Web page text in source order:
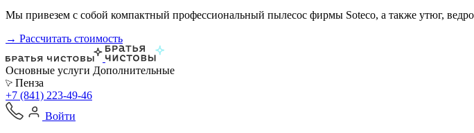
Мы привезем с собой компактный профессиональный пылесос фирмы Soteco, а также утюг,
→ Рассчитать стоимость
Основные услуги Дополнительные
Пенза
+7 (841) 223-49-46
Войти